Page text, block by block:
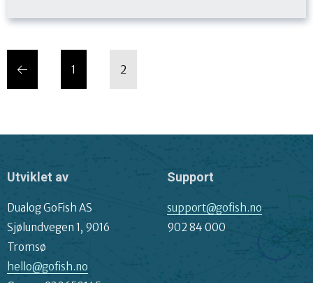
i
a
g
i
n
e
r
S
i
d
1
S
i
d
2
Utviklet av
Dualog GoFish AS
Sjølundvegen 1, 9016
Tromsø
hello@gofish.no
Support
support@gofish.no
902 84 000